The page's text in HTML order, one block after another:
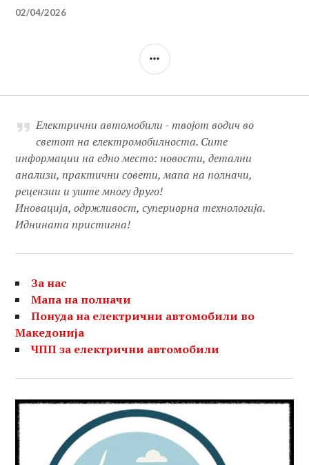
02/04/2026
SIDEBAR
Електрични автомобили - твојот водич во
светот на електромобилноста. Сите
информации на едно место: новости, детални
анализи, практични совети, мапа на полначи,
рецензии и уште многу друго!
Иновација, одржливост, супериорна технологија.
Иднината пристигна!
За нас
Мапа на полначи
Понуда на електрични автомобили во
Македонија
ЧПП за електрични автомобили